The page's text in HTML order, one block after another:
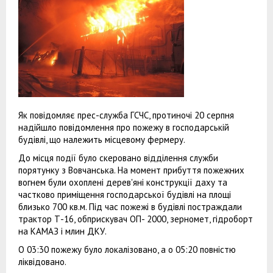
Як повідомляє прес-служба ГСЧС, протиночі 20 серпня
надійшло повідомлення про пожежу в господарській
будівлі, що належить місцевому фермеру.
До місця події було скеровано відділення служби
порятунку з Вовчанська. На момент прибуття пожежних
вогнем були охоплені дерев'яні конструкції даху та
частково приміщення господарської будівлі на площі
близько 700 кв.м. Під час пожежі в будівлі постраждали
трактор Т-16, обприскувач ОП- 2000, зерномет, гідроборт
на КАМАЗ і млин ДКУ.
О 03:30 пожежу було локалізовано, а о 05:20 повністю
ліквідовано.